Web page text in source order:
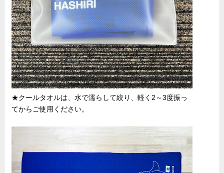
★クールタオルは、水で濡らして絞り、軽く2～3度振っ
てからご使用ください。